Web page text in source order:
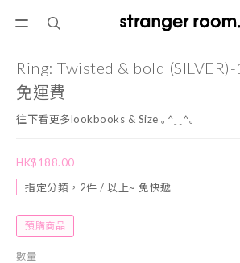
Ring: Twisted & bold
免運費
往下看更多lookbooks & Size ｡^‿^｡
HK$188.00
指定分類，2件 / 以上~ 免快遞
預購商品
數量